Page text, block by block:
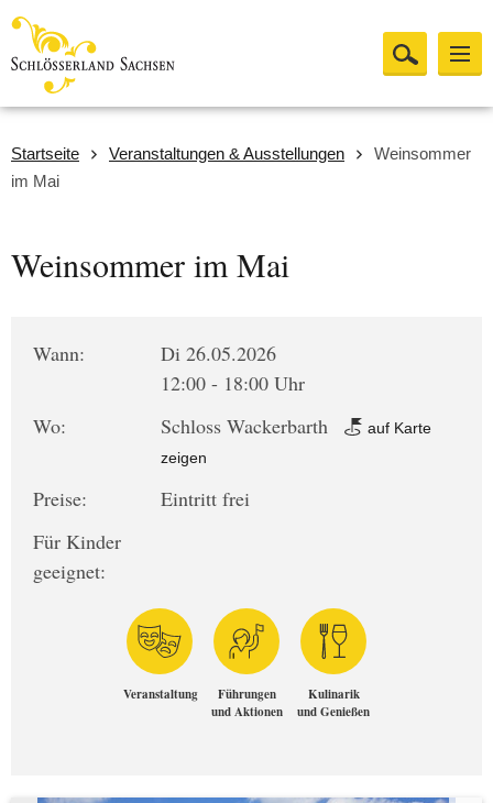
Startseite Veranstaltungen & Ausstellungen
Weinsommer
im Mai
Weinsommer im Mai
Wann:
Di 26.05.2026
12:00 - 18:00 Uhr
Wo:
Schloss Wackerbarth
auf Karte
zeigen
Preise:
Eintritt frei
Für Kinder
geeignet:
Veranstaltung
Führungen
und Aktionen
Kulinarik
und Genießen